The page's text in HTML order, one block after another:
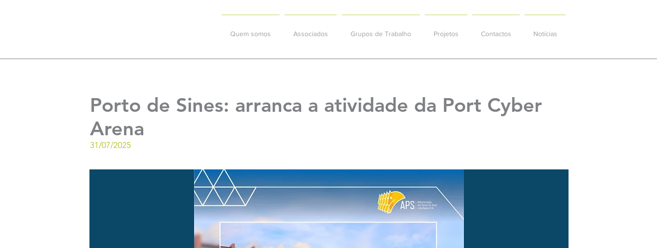
Quem somos Associados Grupos de Trabalho Projetos Contactos Notícias
Porto de Sines: arranca a atividade da Port Cyber
Arena
31/07/2025